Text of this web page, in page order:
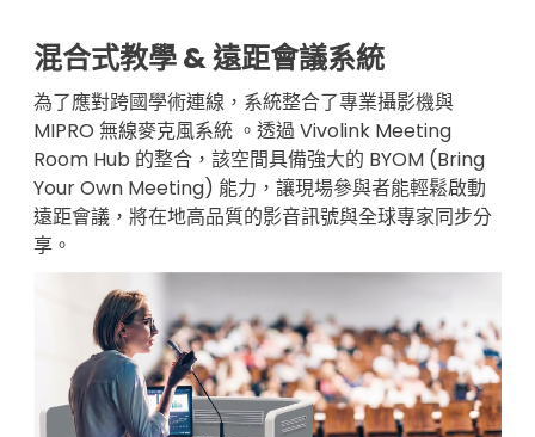
混合式教學 & 遠距會議系統
為了應對跨國學術連線，系統整合了專業攝影機與
MIPRO 無線麥克風系統 。透過 Vivolink Meeting
Room Hub 的整合，該空間具備強大的 BYOM (Bring
Your Own Meeting) 能力，讓現場參與者能輕鬆啟動
遠距會議，將在地高品質的影音訊號與全球專家同步分
享。